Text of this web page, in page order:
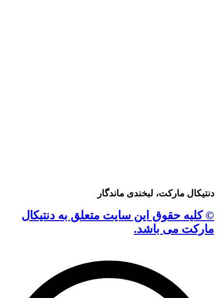
دنتیکال مارکت، لبخندی ماندگار
© کلیه حقوق این سایت متعلق به دنتیکال
مارکت می باشد.